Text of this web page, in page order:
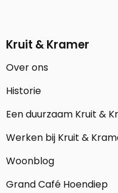
Kruit & Kramer
Over ons
Historie
Een duurzaam Kruit &
Werken bij Kruit &
Woonblog
Grand Café Hoendiep